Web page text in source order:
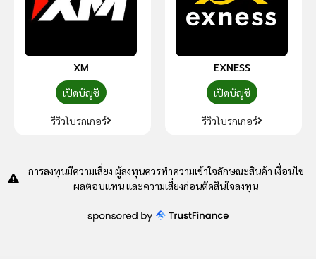
XM
เปิดบัญชี
รีวิวโบรกเกอร์
EXNESS
เปิดบัญชี
รีวิวโบรกเกอร์
การลงทุนมีความเสี่ยง ผู้ลงทุนควรทำความเข้าใจลักษณะสินค้า เงื่อนไข
ผลตอบแทน และความเสี่ยงก่อนตัดสินใจลงทุน